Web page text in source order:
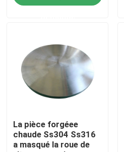
Produits
Visite d'usine
Contrôle de qualité
Contactez-nous
La pièce forgéee
chaude Ss304 Ss316
a masqué la roue de